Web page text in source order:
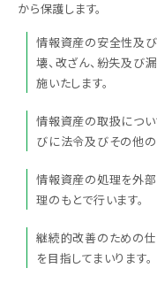
から保護します。
情報資産の安全性及び
壊、改ざん、紛失及び
施いたします。
情報資産の取扱につい
びに法令及びその他の
情報資産の処理を外
理のもとで行います。
継続的改善のための仕
を目指してまいります。